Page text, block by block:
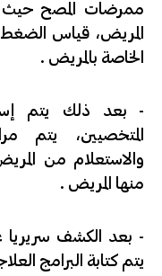
ممرضات المصح حيث
المريض، قياس الضغط
الخاصة بالمريض .
- بعد ذلك يتم
المتخصيين، يتم
والاستعلام من
منها المريض .
- بعد الكشف سريريا
يتم كتابة البرامج